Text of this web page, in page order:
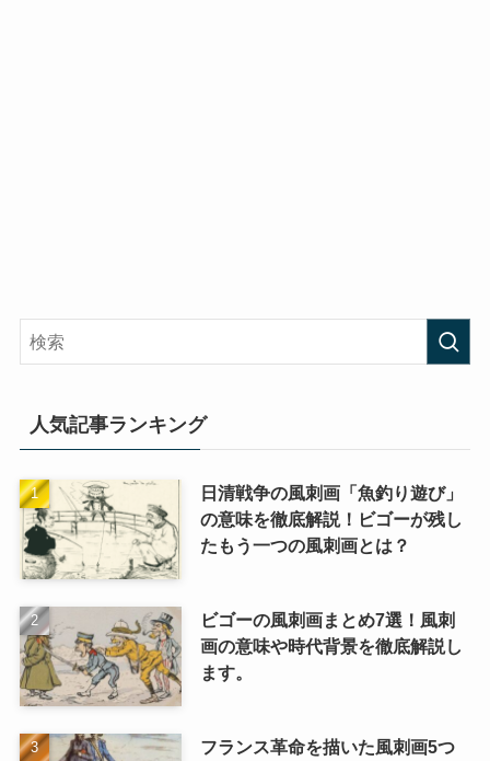
人気記事ランキング
日清戦争の風刺画「魚釣り遊び」
の意味を徹底解説！ビゴーが残し
たもう一つの風刺画とは？
ビゴーの風刺画まとめ7選！風刺
画の意味や時代背景を徹底解説し
ます。
フランス革命を描いた風刺画5つ